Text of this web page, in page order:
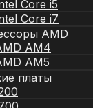
Core i5
Core i7
AMD
AM4
AM5
платы